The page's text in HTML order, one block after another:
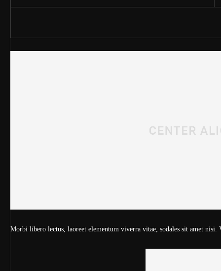
Morbi libero lectus, laoreet elementum viverra vitae, sodales sit amet